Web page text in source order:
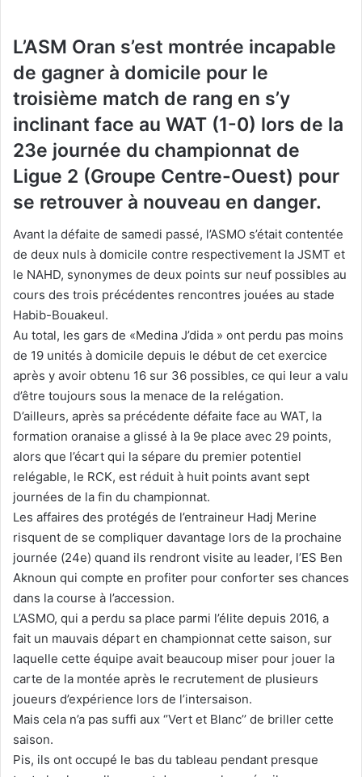
L’ASM Oran s’est montrée incapable
de gagner à domicile pour le
troisième match de rang en s’y
inclinant face au WAT (1-0) lors de la
23e journée du championnat de
Ligue 2 (Groupe Centre-Ouest) pour
se retrouver à nouveau en danger.
Avant la défaite de samedi passé, l’ASMO s’était contentée
de deux nuls à domicile contre respectivement la JSMT et
le NAHD, synonymes de deux points sur neuf possibles au
cours des trois précédentes rencontres jouées au stade
Habib-Bouakeul.
Au total, les gars de «Medina J’dida » ont perdu pas moins
de 19 unités à domicile depuis le début de cet exercice
après y avoir obtenu 16 sur 36 possibles, ce qui leur a valu
d’être toujours sous la menace de la relégation.
D’ailleurs, après sa précédente défaite face au WAT, la
formation oranaise a glissé à la 9e place avec 29 points,
alors que l’écart qui la sépare du premier potentiel
relégable, le RCK, est réduit à huit points avant sept
journées de la fin du championnat.
Les affaires des protégés de l’entraineur Hadj Merine
risquent de se compliquer davantage lors de la prochaine
journée (24e) quand ils rendront visite au leader, l’ES Ben
Aknoun qui compte en profiter pour conforter ses chances
dans la course à l’accession.
L’ASMO, qui a perdu sa place parmi l’élite depuis 2016, a
fait un mauvais départ en championnat cette saison, sur
laquelle cette équipe avait beaucoup miser pour jouer la
carte de la montée après le recrutement de plusieurs
joueurs d’expérience lors de l’intersaison.
Mais cela n’a pas suffi aux ‘’Vert et Blanc’’ de briller cette
saison.
Pis, ils ont occupé le bas du tableau pendant presque